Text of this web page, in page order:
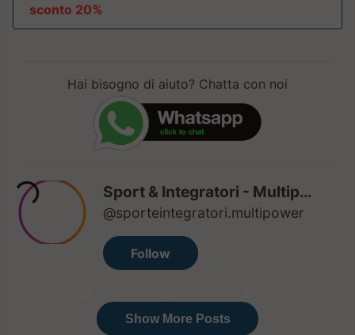
sconto 20%
Hai bisogno di aiuto? Chatta con noi